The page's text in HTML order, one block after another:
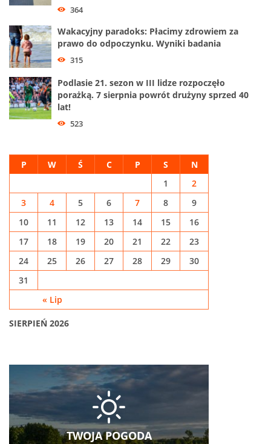
364
Wakacyjny paradoks: Płacimy zdrowiem za
prawo do odpoczynku. Wyniki badania
315
Podlasie 21. sezon w III lidze rozpoczęło
porażką. 7 sierpnia powrót drużyny sprzed 40
lat!
523
SIERPIEŃ 2026
P W Ś C P S N
« Lip
1
2
3
4 5 6 7 8
9
10
11 12 13 14 15
16
17
18 19 20 21 22
23
24
25 26 27 28 29
30
31
TWOJA POGODA